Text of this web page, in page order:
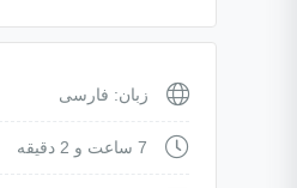
زبان: فارسی
7 ساعت و 2 دقیقه